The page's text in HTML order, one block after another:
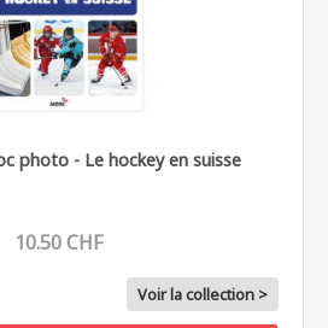
photo - Le hockey en suisse
10.50 CHF
Voir la collection >